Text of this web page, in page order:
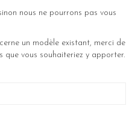
nous ne pourrons pas vous
un modèle existant, merci de
que vous souhaiteriez y apporter.